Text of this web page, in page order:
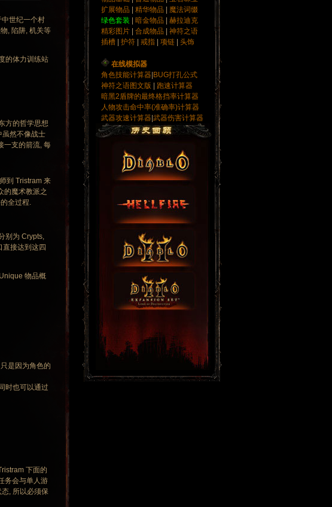
世纪一个村
, 陷阱, 机关等
的体力训练站
方的哲学思想
虽然不像战士
一支的箭流, 每
到 Tristram 来
的魔术教派之
全过程.
别为 Crypts,
接达到这四
物品概
是因为角色的
时也可以通过
下面的
务会与单人游
态, 所以必须保
扩展物品
精华物品
魔法词缀
绿色套装
暗金物品
赫拉迪克
精彩图片
合成物品
神符之语
插槽
护符 戒指 项链 头饰
在线模拟器
角色技能计算器 BUG打孔公式
神符之语图文版
跑速计算器
暗黑2盾牌的最终格挡率计算器
人物攻击命中率(准确率)计算器
武器攻速计算器 武器伤害计算器